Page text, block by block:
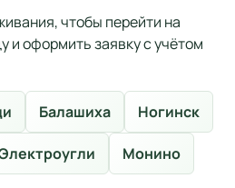
чтобы перейти на
и оформить заявку с учётом
Балашиха Ногинск
Монино